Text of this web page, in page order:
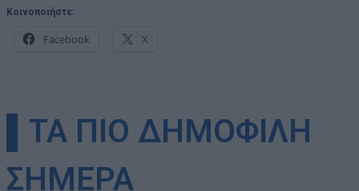
Κοινοποιήστε:
Facebook X
▌ΤΑ ΠΙΟ ΔΗΜΟΦΙΛΗ
ΣΗΜΕΡΑ